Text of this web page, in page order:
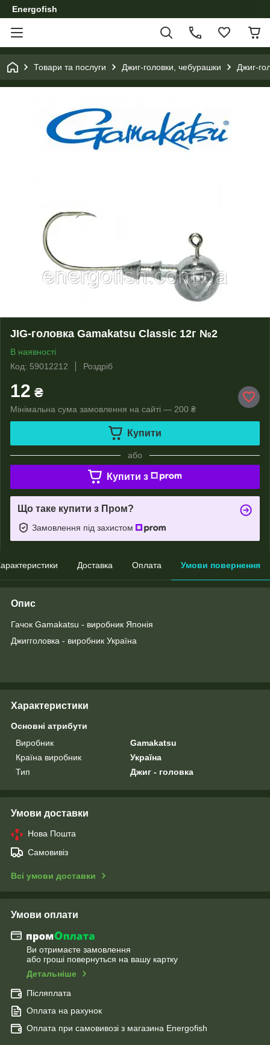
Energofish
Товари та послуги Джиг-головки, чебурашки Джиг-
JIG-головка Gamakatsu Classic 12г №2
В наявності
Код: 59012212
Роздріб
12 ₴
Мінімальна сума замовлення на сайті — 200 ₴
Купити
або
Купити з
Що таке купити з Пром?
Замовлення під захистом
Доставка Оплата Умови повернення
Опис
Гачок Gamakatsu - виробник Японія
Джигголовка - виробник Україна
Характеристики
Основні атрибути
Виробник
Gamakatsu
Країна виробник
Україна
Тип
Джиг - головка
Умови доставки
Нова Пошта
Самовивіз
Всі умови доставки
Умови оплати
Ви отримаєте замовлення
або гроші повернуться на вашу картку
Детальніше
Післяплата
Оплата на рахунок
Оплата при самовивозі з магазина Energofish